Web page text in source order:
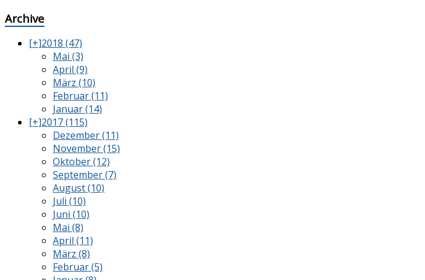
Archive
[+]2018 (47)
Mai (3)
April (9)
März (10)
Februar (11)
Januar (14)
[+]2017 (115)
Dezember (11)
November (15)
Oktober (12)
September (7)
August (10)
Juli (10)
Juni (10)
Mai (8)
April (11)
März (8)
Februar (5)